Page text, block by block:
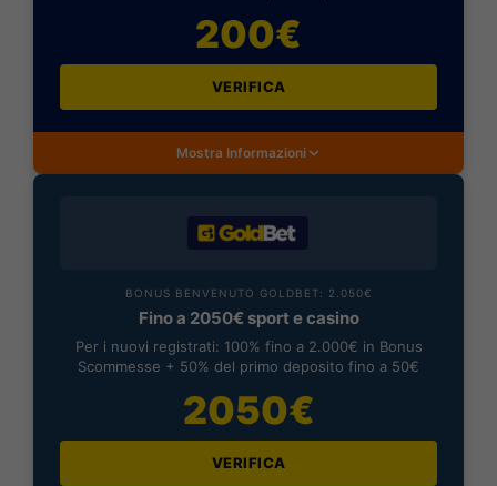
200€
VERIFICA
Mostra Informazioni
BONUS BENVENUTO GOLDBET: 2.050€
Fino a 2050€ sport e casino
Per i nuovi registrati: 100% fino a 2.000€ in Bonus
Scommesse + 50% del primo deposito fino a 50€
2050€
VERIFICA